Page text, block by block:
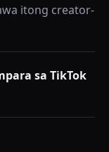
itong creator-
sa TikTok